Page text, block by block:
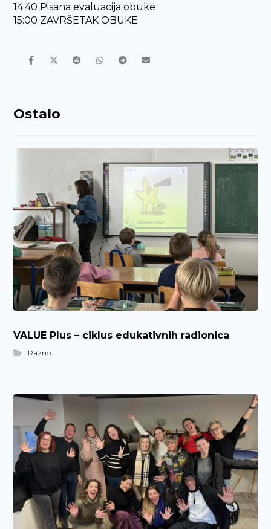
14:40 Pisana evaluacija obuke
15:00 ZAVRŠETAK OBUKE
Ostalo
VALUE Plus – ciklus edukativnih radionica
Razno